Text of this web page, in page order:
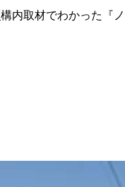
構内取材でわかった『